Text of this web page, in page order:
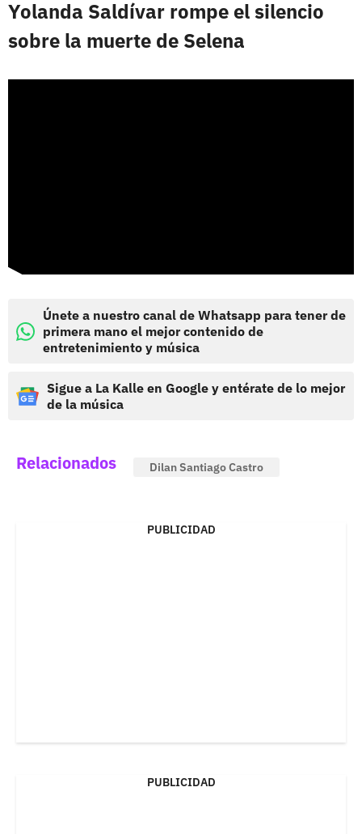
Yolanda Saldívar rompe el silencio
sobre la muerte de Selena
Únete a nuestro canal de Whatsapp para tener de
primera mano el mejor contenido de
entretenimiento y música
Sigue a La Kalle en Google y entérate de lo mejor
de la música
Relacionados Dilan Santiago Castro
PUBLICIDAD
PUBLICIDAD